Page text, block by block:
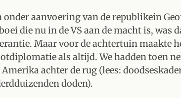
aanvoering van de republikein
die nu in de VS aan de macht is, was
Maar voor de achtertuin maakte
als altijd. We hadden toen
achter de rug (lees:
doden).